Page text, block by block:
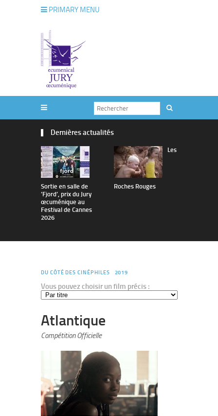
PRIMARY MENU
Dernières actualités
Sortie en salle de
’Fjord’, prix du Jury
œcuménique au
Festival de Cannes
2026
Les
Roches Rouges
DU CÔTÉ DES CINÉPHILES 2019
Vous pouvez choisir un film précis :
Atlantique
Compétition Officielle